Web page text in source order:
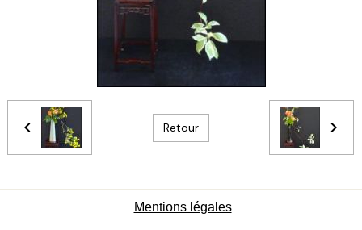
Retour
Mentions légales